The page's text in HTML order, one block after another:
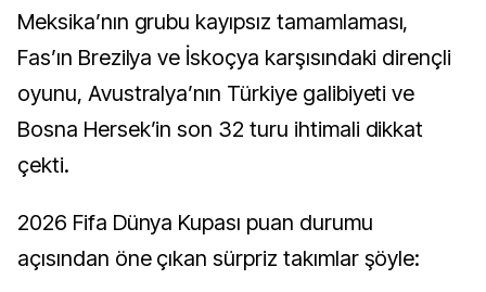
Meksika’nın grubu kayıpsız tamamlaması,
Fas’ın Brezilya ve İskoçya karşısındaki dirençli
oyunu, Avustralya’nın Türkiye galibiyeti ve
Bosna Hersek’in son 32 turu ihtimali dikkat
çekti.
2026 Fifa Dünya Kupası puan durumu
açısından öne çıkan sürpriz takımlar şöyle: